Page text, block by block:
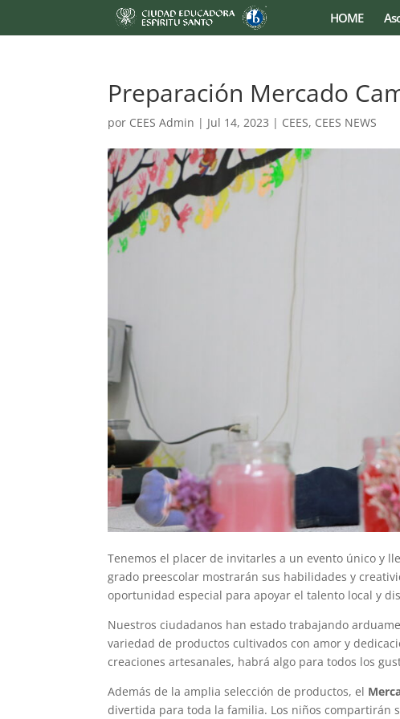
HOME
Preparación Mercado
por CEES Admin | Jul 14, 2023 | CEES, CEES NEWS
Tenemos el placer de invitarles a un evento único y
grado preescolar mostrarán sus habilidades y
oportunidad especial para apoyar el talento local y
Nuestros ciudadanos han estado trabajando
variedad de productos cultivados con amor y
creaciones artesanales, habrá algo para todos los
Además de la amplia selección de productos, el
divertida para toda la familia. Los niños compartirán